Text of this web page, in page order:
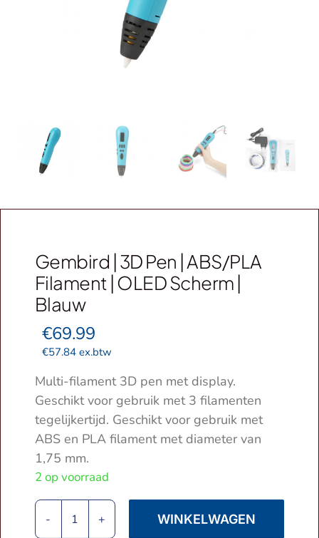
Gembird | 3D Pen | ABS/PLA
Filament | OLED Scherm |
Blauw
€69.99
€57.84ex.btw
Multi-filament 3D pen met display.
Geschikt voor gebruik met 3 filamenten
tegelijkertijd. Geschikt voor gebruik met
ABS en PLA filament met diameter van
1,75 mm.
2 op voorraad
Gembird
WINKELWAGEN